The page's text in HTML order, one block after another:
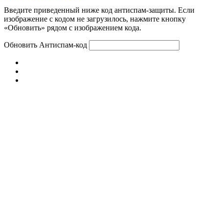
Введите приведенный ниже код антиспам-защиты. Если
изображение с кодом не загрузилось, нажмите кнопку
«Обновить» рядом с изображением кода.
Обновить Антиспам-код